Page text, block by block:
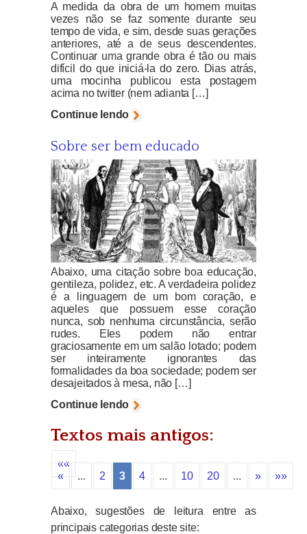
A medida da obra de um homem muitas
vezes não se faz somente durante seu
tempo de vida, e sim, desde suas gerações
anteriores, até a de seus descendentes.
Continuar uma grande obra é tão ou mais
difícil do que iniciá-la do zero. Dias atrás,
uma mocinha publicou esta postagem
acima no twitter (nem adianta […]
Continue lendo
Sobre ser bem educado
Abaixo, uma citação sobre boa educação,
gentileza, polidez, etc. A verdadeira polidez
é a linguagem de um bom coração, e
aqueles que possuem esse coração
nunca, sob nenhuma circunstância, serão
rudes. Eles podem não entrar
graciosamente em um salão lotado; podem
ser inteiramente ignorantes das
formalidades da boa sociedade; podem ser
desajeitados à mesa, não […]
Continue lendo
Textos mais antigos:
««
«
... 2 3 4 ... 10 20 ... » »»
Abaixo, sugestões de leitura entre as
principais categorias deste site: